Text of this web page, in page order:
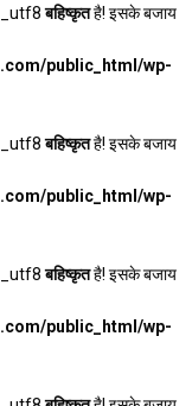
बहिष्कृतहै! इसके बजाय
public_html/wp-
बहिष्कृतहै! इसके बजाय
public_html/wp-
बहिष्कृतहै! इसके बजाय
public_html/wp-